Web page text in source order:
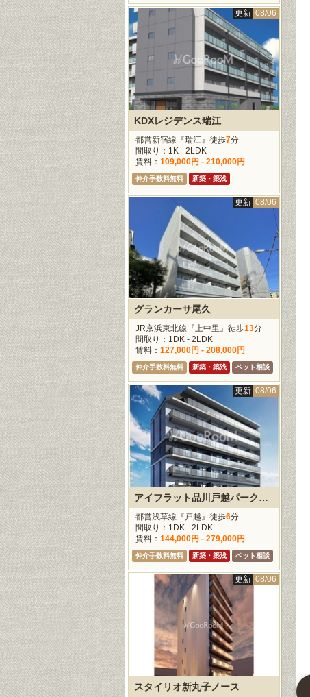
更新 08/04 更新 08/04 更新 08/03
更新 08/06
KDXレジデンス瑞江
都営新宿線『瑞江』徒歩7分
間取り：1K - 2LDK
賃料： 109,000円 - 210,000円
仲介手数料無料 新築・築浅
更新 08/06
グランカーサ尾久
JR京浜東北線『上中里』徒歩13分
間取り：1DK - 2LDK
賃料： 127,000円 - 208,000円
仲介手数料無料 新築・築浅 ペット相談
更新 08/06
アイフラット品川戸越パークサイド
都営浅草線『戸越』徒歩6分
間取り：1DK - 2LDK
賃料： 144,000円 - 279,000円
仲介手数料無料 新築・築浅 ペット相談
更新 08/06
スタイリオ新丸子ノース